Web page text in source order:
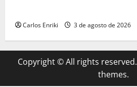
Carlos Enriki 3 de agosto de 2026
Copyright © All rights reserved.
themes.